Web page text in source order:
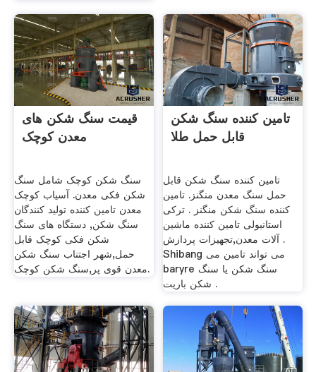
قیمت سنگ شکن های
معدن کوچک
سنگ شکن کوچک شامل سنگ
شکن فکی معدن. آسیاب کوچک
معدن تامین کننده تولید کنندگان
سنگ شکن, دستگاه های سنگ
شکن فکی کوچک قابل
حمل,شهر اجتناب سنگ شکن
معدن قوی پر,سنگ شکن کوچک.
تامین کننده سنگ شکن
قابل حمل طلا
تامین کننده سنگ شکن قابل
حمل سنگ معدن منگنز. تامین
کننده سنگ شکن منگنز . ترکی
استانبولی تامین کننده ماشین
آلات معدن,تجهیزات پردازش .
Shibang می تواند تامین می
baryre سنگ شکن یا سنگ
شکن باریت .